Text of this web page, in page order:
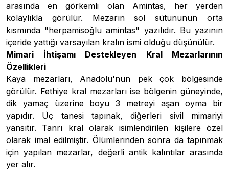
arasında en görkemli olan Amintas, her yerden
kolaylıkla görülür. Mezarın sol sütununun orta
kısmında "herpamisoğlu amintas" yazılıdır. Bu yazının
içeride yattığı varsayılan kralın ismi olduğu düşünülür.
Mimari İhtişamı Destekleyen Kral Mezarlarının
Özellikleri
Kaya mezarları, Anadolu'nun pek çok bölgesinde
görülür. Fethiye kral mezarları ise bölgenin güneyinde,
dik yamaç üzerine boyu 3 metreyi aşan oyma bir
yapıdır. Üç tanesi tapınak, diğerleri sivil mimariyi
yansıtır. Tanrı kral olarak isimlendirilen kişilere özel
olarak imal edilmiştir. Ölümlerinden sonra da tapınmak
için yapılan mezarlar, değerli antik kalıntılar arasında
yer alır.